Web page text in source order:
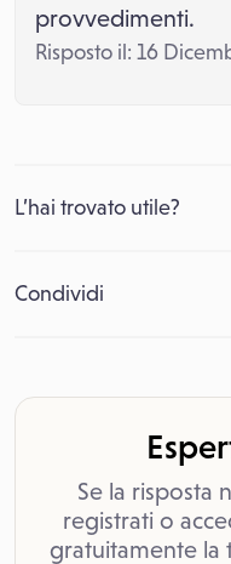
provvedimenti.
Risposto il: 16
L’hai trovato utile?
Condividi
Se la risposta
registrati o
gratuitamente la